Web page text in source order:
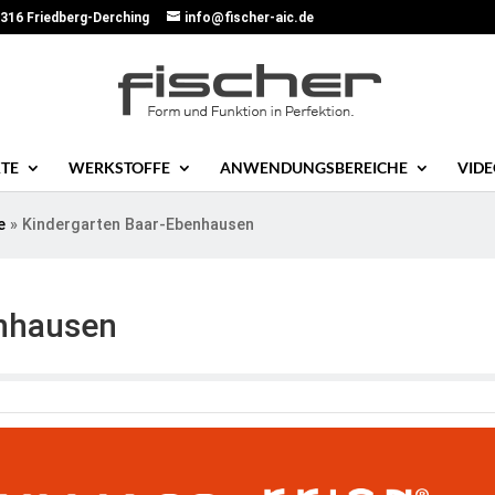
Friedberg-Derching info@fischer-aic.de
WERKSTOFFE ANWENDUNGSBEREICHE
» Kindergarten Baar-Ebenhausen